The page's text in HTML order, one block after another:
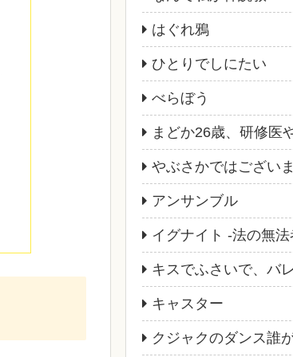
はぐれ鴉
ひとりでしにたい
べらぼう
まどか26歳、研修医
やぶさかではござい
アンサンブル
イグナイト -法の無法
キスでふさいで、バ
キャスター
クジャクのダンス誰